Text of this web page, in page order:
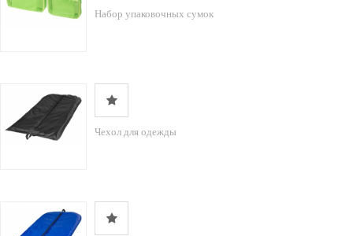
Набор упаковочных сумок
Чехол для одежды